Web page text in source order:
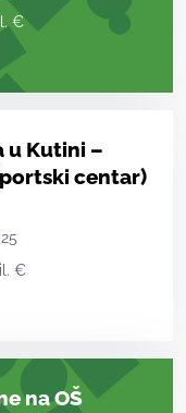
€
u Kutini –
centar)
€
na OŠ